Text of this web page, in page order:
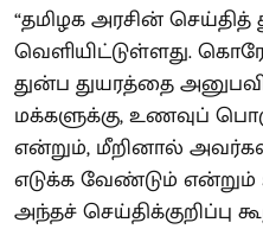
“தமிழக அரசின்
வெளியிட்டுள்ளது.
துன்ப துயரத்தை
மக்களுக்கு, உணவுப்
என்றும், மீறினால்
எடுக்க வேண்டும்
அந்தச் செய்திக்குறிப்பு